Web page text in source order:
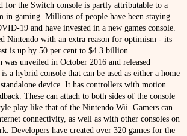
for the Switch console is partly attributable to a
in gaming. Millions of people have been staying
19 and have invested in a new games console.
Nintendo with an extra reason for optimism - its
is up by 50 per cent to $4.3 billion.
unveiled in October 2016 and released
a hybrid console that can be used as either a home
device. It has controllers with motion
These can attach to both sides of the console
play like that of the Nintendo Wii. Gamers can
connectivity, as well as with other consoles on
Developers have created over 320 games for the